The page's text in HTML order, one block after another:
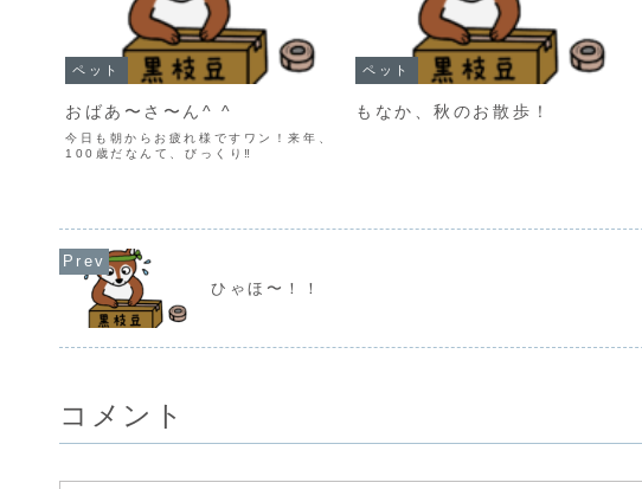
ペット
おばあ〜さ〜ん^ ^
今日も朝からお疲れ様ですワン！来年、
100歳だなんて、びっくり‼️
ペット
もなか、秋のお散歩！
ひゃほ〜！！
コメント